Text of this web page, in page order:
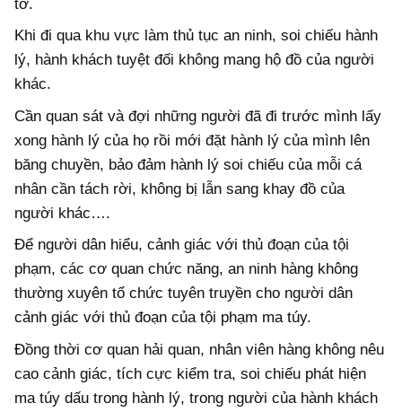
tờ.
Khi đi qua khu vực làm thủ tục an ninh, soi chiếu hành
lý, hành khách tuyệt đối không mang hộ đồ của người
khác.
Cần quan sát và đợi những người đã đi trước mình lấy
xong hành lý của họ rồi mới đặt hành lý của mình lên
băng chuyền, bảo đảm hành lý soi chiếu của mỗi cá
nhân cần tách rời, không bị lẫn sang khay đồ của
người khác….
Để người dân hiểu, cảnh giác với thủ đoạn của tội
phạm, các cơ quan chức năng, an ninh hàng không
thường xuyên tổ chức tuyên truyền cho người dân
cảnh giác với thủ đoạn của tội phạm ma túy.
Đồng thời cơ quan hải quan, nhân viên hàng không nêu
cao cảnh giác, tích cực kiểm tra, soi chiếu phát hiện
ma túy dấu trong hành lý, trong người của hành khách